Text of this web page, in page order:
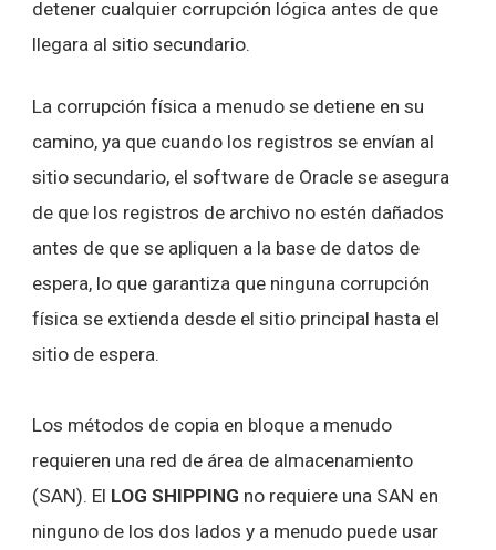
detener cualquier corrupción lógica antes de que
llegara al sitio secundario.
La corrupción física a menudo se detiene en su
camino, ya que cuando los registros se envían al
sitio secundario, el software de Oracle se asegura
de que los registros de archivo no estén dañados
antes de que se apliquen a la base de datos de
espera, lo que garantiza que ninguna corrupción
física se extienda desde el sitio principal hasta el
sitio de espera.
Los métodos de copia en bloque a menudo
requieren una red de área de almacenamiento
(SAN). El LOG SHIPPING no requiere una SAN en
ninguno de los dos lados y a menudo puede usar